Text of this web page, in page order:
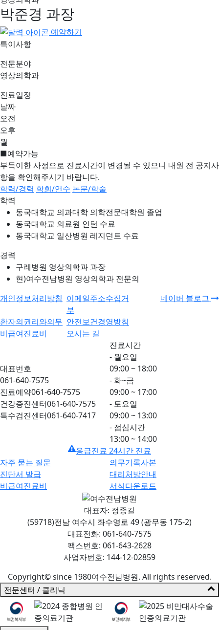
박준경 과장
예약하기
특이사항
전문분야
영상의학과
진료일정
날짜
오전
오후
월
■예약가능
부득이한 사정으로 진료시간이 변경될 수 있으니 내원 전 공지사
항을 확인해주시기 바랍니다.
학력/경력 학회/연수 논문/학술
학력
동국대학교 의과대학 의학전문대학원 졸업
동국대학교 의료원 인턴 수료
동국대학교 일산병원 레지던트 수료
경력
구례병원 영상의학과 과장
현)여수전남병원 영상의학과 전문의
개인정보처리방침 이메일주소수집거
부
환자의권리와의무 안전보건경영방침
비급여진료비
오시는 길
네이버 블로그
대표번호
061-640-7575
진료예약061-640-7575
건강증진센터061-640-7575
특수검진센터061-640-7417
진료시간
- 월요일
09:00 ~ 18:00
- 화~금
09:00 ~ 17:00
- 토요일
09:00 ~ 13:00
- 점심시간
13:00 ~ 14:00
응급진료 24시간 진료
자주 묻는 질문
의무기록사본
진단서 발급
대리처방안내
비급여진료비
서식다운로드
대표자: 정종길
(59718)전남 여수시 좌수영로 49 (광무동 175-2)
대표전화: 061-640-7575
팩스번호: 061-643-2628
사업자번호: 144-12-02859
Copyright© since 1980여수전남병원. All rights reserved.
전문센터 / 클리닉